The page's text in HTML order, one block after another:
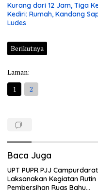
Kurang dari 12 Jam, Tiga
Kediri: Rumah, Kandang
Ludes
Berikutnya
Laman:
1
2
Baca Juga
UPT PUPR PJJ Campurdarat
Laksanakan Kegiatan Rutin
Pembersihan Ruas Bahu